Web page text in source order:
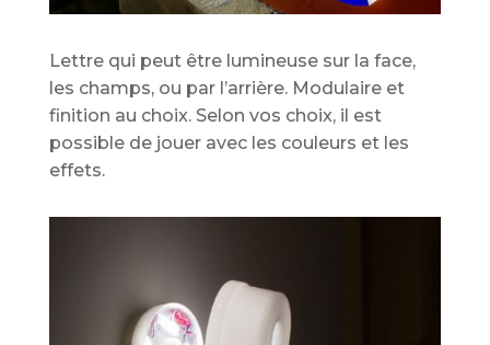
Lettre qui peut être lumineuse sur la face,
les champs, ou par l’arrière. Modulaire et
finition au choix. Selon vos choix, il est
possible de jouer avec les couleurs et les
effets.